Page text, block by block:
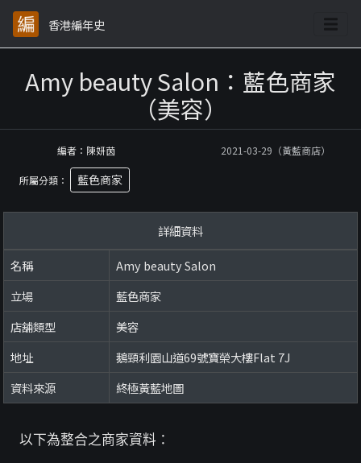
香港編年史
Amy beauty Salon：藍色商家
（美容）
編者：陳妍茵 2021-03-29（黃藍商店）
所屬分類： 藍色商家
詳細資料
名稱
Amy beauty Salon
立場
藍色商家
店舖類型
美容
地址
鵝頸利園山道69號寶榮大樓Flat 7J
資料來源
終極黃藍地圖
以下為整合之商家資料：